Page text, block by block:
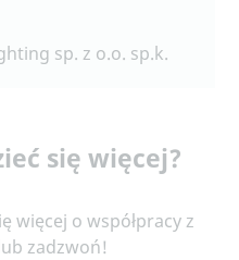
sp. z o.o. sp.k.
się więcej?
więcej o współpracy z
zadzwoń!